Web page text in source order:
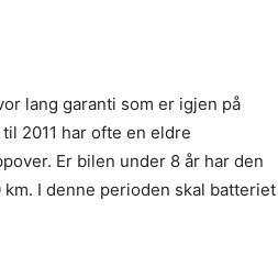
lang garanti som er igjen på
2011 har ofte en eldre
Er bilen under 8 år har den
I denne perioden skal batteriet